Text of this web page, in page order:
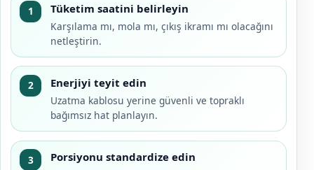
1 Tüketim saatini belirleyin
Karşılama mı, mola mı, çıkış ikramı mı olacağını
netleştirin.
2 Enerjiyi teyit edin
Uzatma kablosu yerine güvenli ve topraklı
bağımsız hat planlayın.
3 Porsiyonu standardize edin